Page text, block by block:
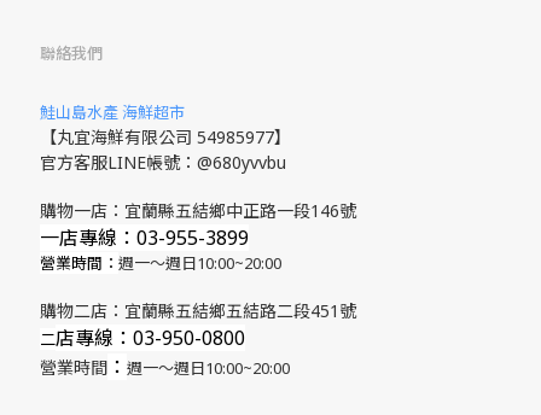
聯絡我們
鮭山島水產 海鮮超市
【丸宜海鮮有限公司 54985977】
官方客服LINE帳號：@680yvvbu
購物一店：宜蘭縣五結鄉中正路一段146號
一店專線：03-955-3899
營業時間： 週一～週日10:00~20:00
購物二店：宜蘭縣五結鄉五結路二段451號
​二店專線 ：03-950-0800
營業時間 ： 週一～週日10:00~20:00